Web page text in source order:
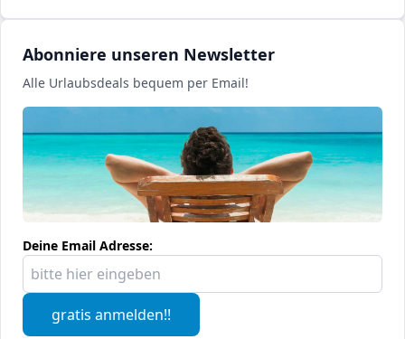
Abonniere unseren Newsletter
Alle Urlaubsdeals bequem per Email!
Deine Email Adresse:
gratis anmelden!!